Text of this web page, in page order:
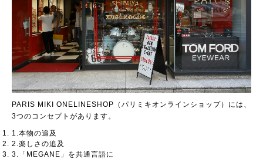
PARIS MIKI ONELINESHOP（パリミキオンラインショップ）には、
3つのコンセプトがあります。
1.本物の追及
2.楽しさの追及
3.「MEGANE」を共通言語に